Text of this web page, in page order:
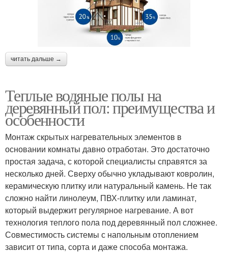
читать дальше →
Теплые водяные полы на
деревянный пол: преимущества и
особенности
Монтаж скрытых нагревательных элементов в
основании комнаты давно отработан. Это достаточно
простая задача, с которой специалисты справятся за
несколько дней. Сверху обычно укладывают ковролин,
керамическую плитку или натуральный камень. Не так
сложно найти линолеум, ПВХ-плитку или ламинат,
который выдержит регулярное нагревание. А вот
технология теплого пола под деревянный пол сложнее.
Совместимость системы с напольным отоплением
зависит от типа, сорта и даже способа монтажа.